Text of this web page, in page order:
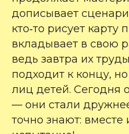
дописывает
кто‑то рисует
вкладывает в свою
ведь завтра их
подходит к концу,
лиц детей. Сегодня
— они стали
точно знают: